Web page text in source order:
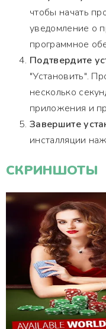
чтобы начать
уведомление о
программное
Подтвердите
"Установить".
несколько
приложения и
Завершите
инсталляции
СКРИНШОТЫ